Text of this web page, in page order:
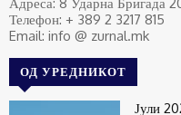
Телефон: + 389 2 3217 815
Email: info @ zurnal.mk
ОД УРЕДНИКОТ
Јули